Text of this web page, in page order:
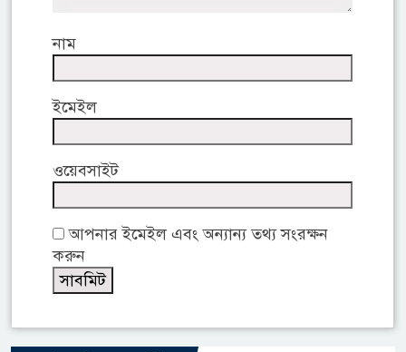
নাম
ইমেইল
ওয়েবসাইট
আপনার ইমেইল এবং অন্যান্য তথ্য সংরক্ষন
করুন